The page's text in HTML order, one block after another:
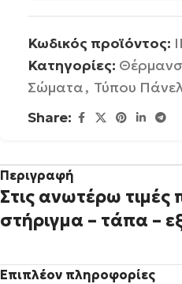
Κωδικός προϊόντος:
Κατηγορίες:
Σώματα, Τύπου
Share:
Περιγραφή
Στις ανωτέρω τιμές
στήριγμα – τάπα –
Επιπλέον πληροφορίες